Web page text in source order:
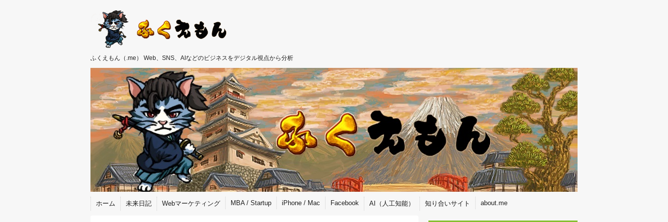
ふくえもん（.me） Web、SNS、AIなどのビジネスをデジタル視点から分析
ホーム 未来日記 Webマーケティング MBA / Startup iPhone / Mac Facebook AI（人工知能） 知り合いサイト about.me